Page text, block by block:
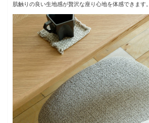
肌触りの良い生地感が贅沢な座り心地を体感できます。